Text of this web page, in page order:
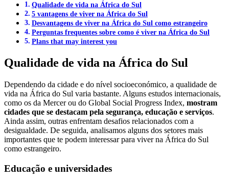
Qualidade de vida na África do Sul
5 vantagens de viver na África do Sul
Desvantagens de viver na África do Sul como estrangeiro
Perguntas frequentes sobre como é viver na África do Sul
Plans that may interest you
Qualidade de vida na África do Sul
Dependendo da cidade e do nível socioeconómico, a qualidade de
vida na África do Sul varia bastante. Alguns estudos internacionais,
como os da Mercer ou do Global Social Progress Index, mostram
cidades que se destacam pela segurança, educação e serviços.
Ainda assim, outras enfrentam desafios relacionados com a
desigualdade. De seguida, analisamos alguns dos setores mais
importantes que te podem interessar para viver na África do Sul
como estrangeiro.
Educação e universidades